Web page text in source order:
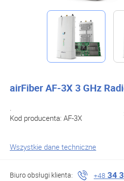
airFiber AF-3X 3 GHz
.
Kod producenta: AF-3X
Wszystkie dane techniczne
Biuro obsługi klienta: +48 34